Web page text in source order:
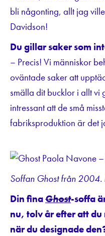
bli någonting, allt jag
Davidson!
Du gillar saker som
– Precis! Vi människor
oväntade saker att
smälla dit bucklor i allt vi
intressant att de små
fabriksproduktion är det
Soffan Ghost från 2004.
Din finaGhost-soffa
nu, tolv år efter att
när du designade